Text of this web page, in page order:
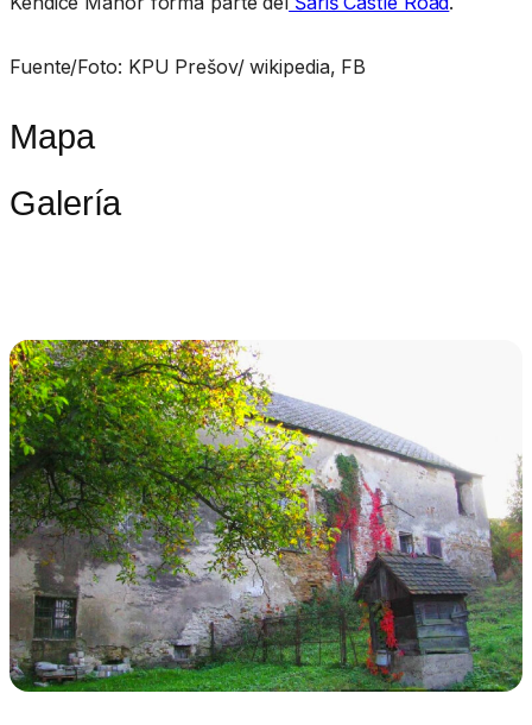
Fuente/Foto: KPU Prešov/ wikipedia, FB
Mapa
Galería